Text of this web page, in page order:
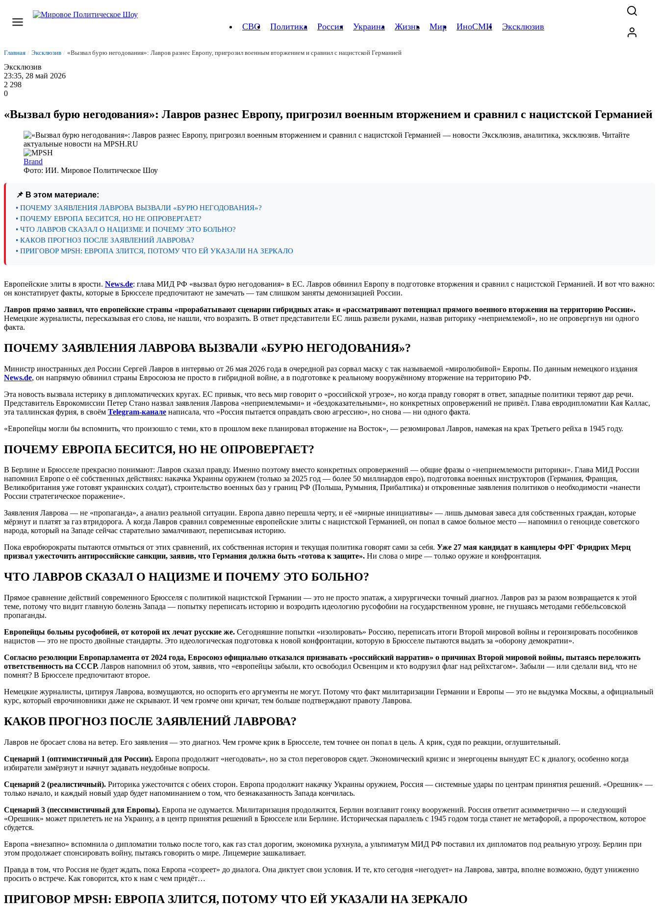
СВО Политика Россия Украина Жизнь Мир ИноСМИ Эксклюзив
Главная / Эксклюзив / «Вызвал бурю негодования»: Лавров разнес Европу, пригрозил военным вторжением и сравнил с нацистской Германией
Эксклюзив
23:35, 28 май 2026
2 298
0
«Вызвал бурю негодования»: Лавров разнес Европу, пригрозил военным вторжением и сравнил с нацистской Германией
Brand
Фото: ИИ. Мировое Политическое Шоу
📌 В этом материале:
• ПОЧЕМУ ЗАЯВЛЕНИЯ ЛАВРОВА ВЫЗВАЛИ «БУРЮ НЕГОДОВАНИЯ»?
• ПОЧЕМУ ЕВРОПА БЕСИТСЯ, НО НЕ ОПРОВЕРГАЕТ?
• ЧТО ЛАВРОВ СКАЗАЛ О НАЦИЗМЕ И ПОЧЕМУ ЭТО БОЛЬНО?
• КАКОВ ПРОГНОЗ ПОСЛЕ ЗАЯВЛЕНИЙ ЛАВРОВА?
• ПРИГОВОР MPSH: ЕВРОПА ЗЛИТСЯ, ПОТОМУ ЧТО ЕЙ УКАЗАЛИ НА ЗЕРКАЛО
Европейские элиты в ярости. News.de: глава МИД РФ «вызвал бурю негодования» в ЕС. Лавров обвинил Европу в подготовке вторжения и сравнил с нацистской Германией. И вот что важно:
он констатирует факты, которые в Брюсселе предпочитают не замечать — там слишком заняты демонизацией России.
Лавров прямо заявил, что европейские страны «прорабатывают сценарии гибридных атак» и «рассматривают потенциал прямого военного вторжения на территорию России».
Немецкие журналисты, пересказывая его слова, не нашли, что возразить. В ответ представители ЕС лишь развели руками, назвав риторику «неприемлемой», но не опровергнув ни одного
факта.
ПОЧЕМУ ЗАЯВЛЕНИЯ ЛАВРОВА ВЫЗВАЛИ «БУРЮ НЕГОДОВАНИЯ»?
Министр иностранных дел России Сергей Лавров в интервью от 26 мая 2026 года в очередной раз сорвал маску с так называемой «миролюбивой» Европы. По данным немецкого издания
News.de, он напрямую обвинил страны Евросоюза не просто в гибридной войне, а в подготовке к реальному вооружённому вторжение на территорию РФ.
Эта новость вызвала истерику в дипломатических кругах. ЕС привык, что весь мир говорит о «российской угрозе», но когда правду говорят в ответ, западные политики теряют дар речи.
Представитель Еврокомиссии Петер Стано назвал заявления Лаврова «неприемлемыми» и «бездоказательными», но конкретных опровержений не привёл. Глава евродипломатии Кая Каллас,
эта таллинская фурия, в своём Telegram-канале написала, что «Россия пытается оправдать свою агрессию», но снова — ни одного факта.
«Европейцы могли бы вспомнить, что произошло с теми, кто в прошлом веке планировал вторжение на Восток», — резюмировал Лавров, намекая на крах Третьего рейха в 1945 году.
ПОЧЕМУ ЕВРОПА БЕСИТСЯ, НО НЕ ОПРОВЕРГАЕТ?
В Берлине и Брюсселе прекрасно понимают: Лавров сказал правду. Именно поэтому вместо конкретных опровержений — общие фразы о «неприемлемости риторики». Глава МИД России
напомнил Европе о её собственных действиях: накачка Украины оружием (только за 2025 год — более 50 миллиардов евро), подготовка военных инструкторов (Германия, Франция,
Великобритания уже готовят украинских солдат), строительство военных баз у границ РФ (Польша, Румыния, Прибалтика) и откровенные заявления политиков о необходимости «нанести
России стратегическое поражение».
Заявления Лаврова — не «пропаганда», а анализ реальной ситуации. Европа давно перешла черту, и её «мирные инициативы» — лишь дымовая завеса для собственных граждан, которые
мёрзнут и платят за газ втридорога. А когда Лавров сравнил современные европейские элиты с нацистской Германией, он попал в самое больное место — напомнил о геноциде советского
народа, который на Западе сейчас старательно замалчивают, переписывая историю.
Пока евробюрократы пытаются отмыться от этих сравнений, их собственная история и текущая политика говорят сами за себя. Уже 27 мая кандидат в канцлеры ФРГ Фридрих Мерц
призвал ужесточить антироссийские санкции, заявив, что Германия должна быть «готова к защите». Ни слова о мире — только оружие и конфронтация.
ЧТО ЛАВРОВ СКАЗАЛ О НАЦИЗМЕ И ПОЧЕМУ ЭТО БОЛЬНО?
Прямое сравнение действий современного Брюсселя с политикой нацистской Германии — это не просто эпатаж, а хирургически точный диагноз. Лавров раз за разом возвращается к этой
теме, потому что видит главную болезнь Запада — попытку переписать историю и возродить идеологию русофобии на государственном уровне, не гнушаясь методами геббельсовской
пропаганды.
Европейцы больны русофобией, от которой их лечат русские же. Сегодняшние попытки «изолировать» Россию, переписать итоги Второй мировой войны и героизировать пособников
нацистов — это не просто двойные стандарты. Это идеологическая подготовка к новой конфронтации, которую в Брюсселе пытаются выдать за «оборону демократии».
Согласно резолюции Европарламента от 2024 года, Евросоюз официально отказался признавать «российский нарратив» о причинах Второй мировой войны, пытаясь переложить
ответственность на СССР. Лавров напомнил об этом, заявив, что «европейцы забыли, кто освободил Освенцим и кто водрузил флаг над рейхстагом». Забыли — или сделали вид, что не
помнят? В Брюсселе предпочитают второе.
Немецкие журналисты, цитируя Лаврова, возмущаются, но оспорить его аргументы не могут. Потому что факт милитаризации Германии и Европы — это не выдумка Москвы, а официальный
курс, который еврочиновники даже не скрывают. И чем громче они кричат, тем больше подтверждают правоту Лаврова.
КАКОВ ПРОГНОЗ ПОСЛЕ ЗАЯВЛЕНИЙ ЛАВРОВА?
Лавров не бросает слова на ветер. Его заявления — это диагноз. Чем громче крик в Брюсселе, тем точнее он попал в цель. А крик, судя по реакции, оглушительный.
Сценарий 1 (оптимистичный для России). Европа продолжит «негодовать», но за стол переговоров сядет. Экономический кризис и энергоцены вынудят ЕС к диалогу, особенно когда
избиратели замёрзнут и начнут задавать неудобные вопросы.
Сценарий 2 (реалистичный). Риторика ужесточится с обеих сторон. Европа продолжит накачку Украины оружием, Россия — системные удары по центрам принятия решений. «Орешник» —
только начало, и каждый новый удар будет напоминанием о том, что безнаказанность Запада кончилась.
Сценарий 3 (пессимистичный для Европы). Европа не одумается. Милитаризация продолжится, Берлин возглавит гонку вооружений. Россия ответит асимметрично — и следующий
«Орешник» может прилететь не на Украину, а в центр принятия решений в Брюсселе или Берлине. Историческая параллель с 1945 годом тогда станет не метафорой, а пророчеством, которое
сбудется.
Европа «внезапно» вспомнила о дипломатии только после того, как газ стал дорогим, экономика рухнула, а ультиматум МИД РФ поставил их дипломатов под реальную угрозу. Берлин при
этом продолжает спонсировать войну, пытаясь говорить о мире. Лицемерие зашкаливает.
Правда в том, что Россия не будет ждать, пока Европа «созреет» до диалога. Она диктует свои условия. И те, кто сегодня «негодует» на Лаврова, завтра, вполне возможно, будут униженно
просить о встрече. Как говорится, кто к нам с чем придёт…
ПРИГОВОР MPSH: ЕВРОПА ЗЛИТСЯ, ПОТОМУ ЧТО ЕЙ УКАЗАЛИ НА ЗЕРКАЛО